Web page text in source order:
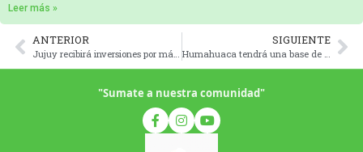
Leer más »
ANTERIOR
Jujuy recibirá inversiones por más de 2 millones de dólares para bosques nativos
SIGUIENTE
Humahuaca tendrá una base de la Brigada de Incendios Forestales
"Sumate a nuestra comunidad"